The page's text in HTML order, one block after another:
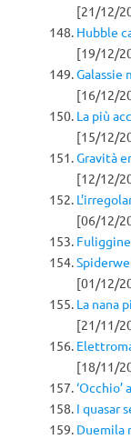
[21/12/
Hubble
[19/12/
Galassie
[16/12/
La più
[15/12/
Gravità
[12/12/
[06/12/
[01/12/
La nana
[21/11/
[18/11/
I quasar
Duemila